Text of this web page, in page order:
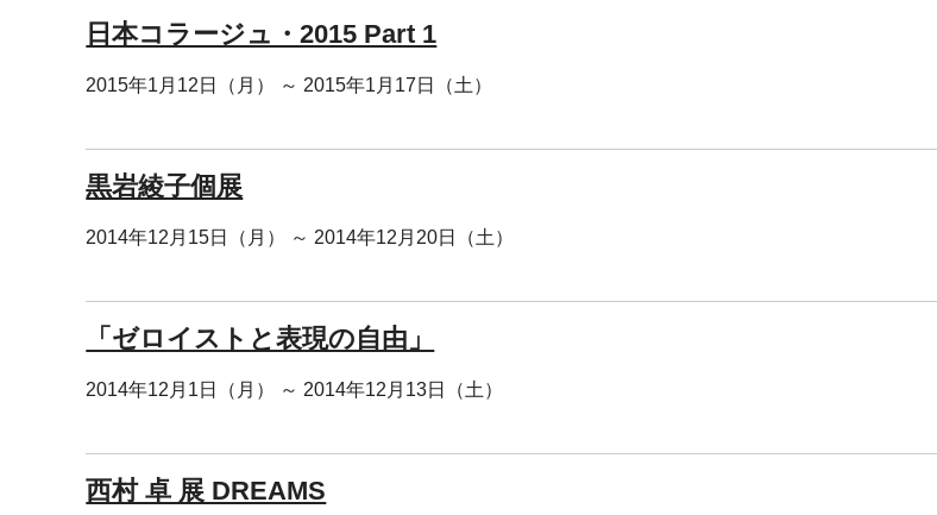
日本コラージュ・2015 Part 1
2015年1月12日（月） ～ 2015年1月17日（土）
黒岩綾子個展
2014年12月15日（月） ～ 2014年12月20日（土）
「ゼロイストと表現の自由」
2014年12月1日（月） ～ 2014年12月13日（土）
西村 卓 展 DREAMS